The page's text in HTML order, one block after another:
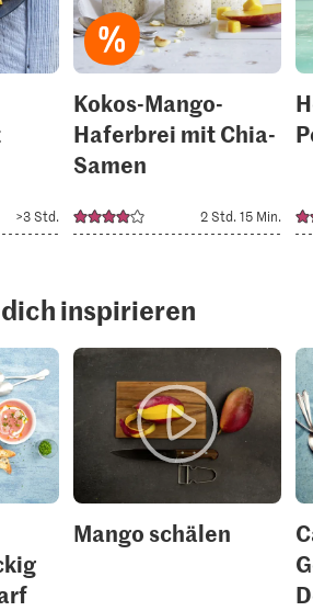
collections.
>3 Std.
Kokos-Mango-
Haferbrei mit Chia-
Samen
2 Std. 15 Min.
dich inspirieren
Mango schälen